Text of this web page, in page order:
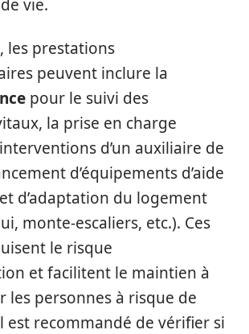
vie.
les prestations
peuvent inclure la
pour le suivi des
la prise en charge
d’un auxiliaire de
d’équipements d’aide
d’adaptation du logement
monte-escaliers, etc.). Ces
le risque
et facilitent le maintien à
les personnes à risque de
est recommandé de vérifier si